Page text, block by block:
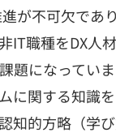
が不可欠であ
IT職種をDX人
題になってい
に関する知識
知的方略（学